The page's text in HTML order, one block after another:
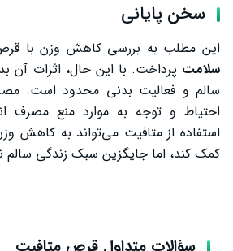
سخن پایانی
این مطلب به بررسی کاهش وزن با
سلامت پرداخت. با این حال، اثرات آن
سالم و فعالیت بدنی محدود است.
احتیاط و توجه به موارد منع مصرف
استفاده از متافیت می‌تواند به کاهش
کمک کند، اما جایگزین سبک زندگی